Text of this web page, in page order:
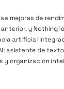
mejoras de
y Nothing
artificial
asistente de
organizacion